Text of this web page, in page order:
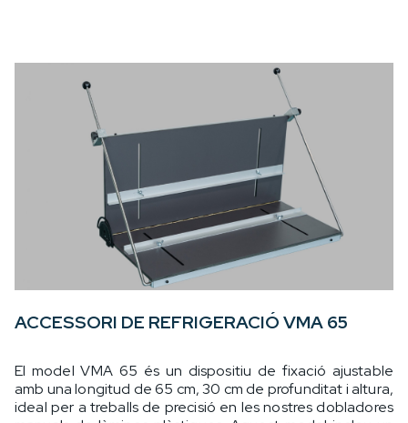
ACCESSORI DE REFRIGERACIÓ VMA 65
El model VMA 65 és un dispositiu de fixació ajustable
amb una longitud de 65 cm, 30 cm de profunditat i altura,
ideal per a treballs de precisió en les nostres dobladores